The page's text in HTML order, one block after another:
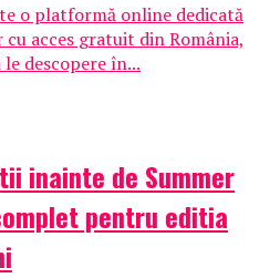
o platformă online dedicată
acces gratuit din România,
descopere în...
inainte de Summer
pentru editia